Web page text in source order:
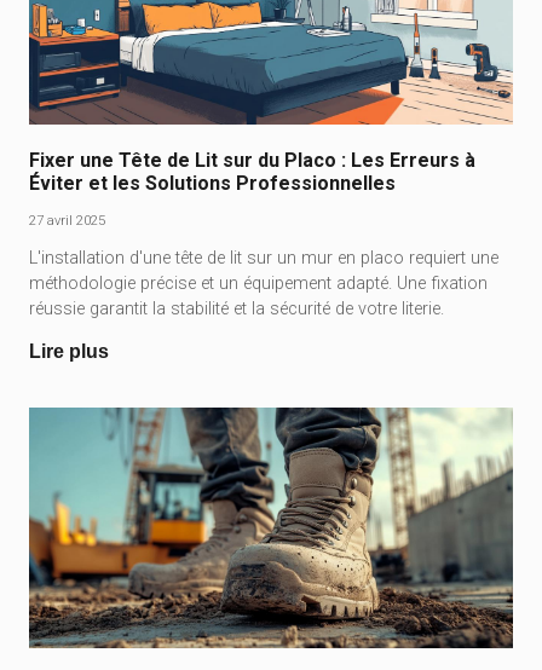
Fixer une Tête de Lit sur du Placo : Les Erreurs à
Éviter et les Solutions Professionnelles
27 avril 2025
L'installation d'une tête de lit sur un mur en placo requiert une
méthodologie précise et un équipement adapté. Une fixation
réussie garantit la stabilité et la sécurité de votre literie.
Lire plus